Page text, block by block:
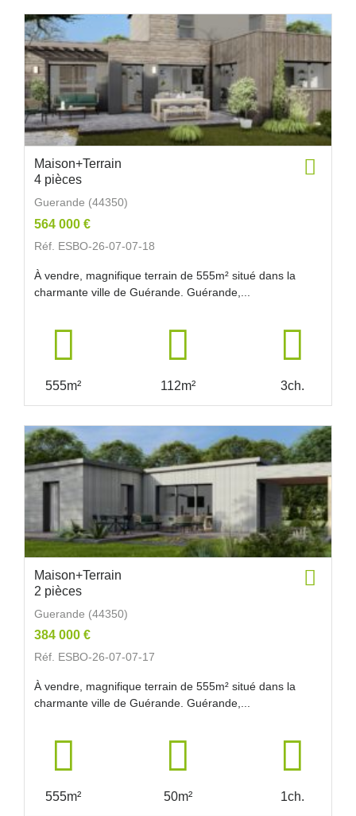
Maison+Terrain
4 pièces
Guerande (44350)
564 000 €
Réf. ESBO-26-07-07-18
À vendre, magnifique terrain de 555m² situé dans la
charmante ville de Guérande. Guérande,...
555m² 112m² 3ch.
Maison+Terrain
2 pièces
Guerande (44350)
384 000 €
Réf. ESBO-26-07-07-17
À vendre, magnifique terrain de 555m² situé dans la
charmante ville de Guérande. Guérande,...
555m² 50m² 1ch.